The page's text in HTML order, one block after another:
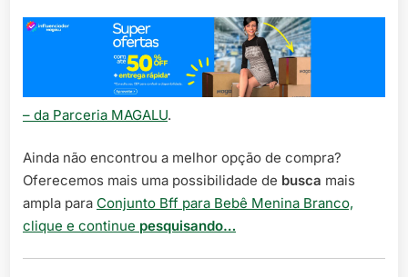
– da Parceria MAGALU.
Ainda não encontrou a melhor opção de compra?
Oferecemos mais uma possibilidade de busca mais
ampla para Conjunto Bff para Bebê Menina Branco,
clique e continue pesquisando…